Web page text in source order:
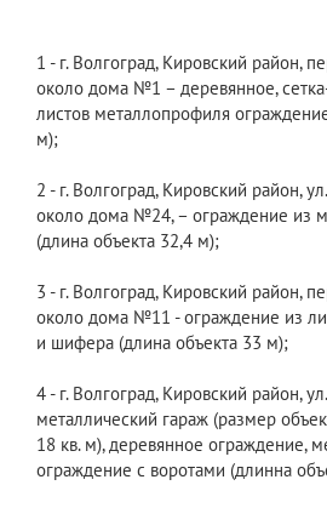
1 - г. Волгоград, Кировский район,
около дома №1 – деревянное,
листов металлопрофиля
м);
2 - г. Волгоград, Кировский район,
около дома №24, – ограждение из
(длина объекта 32,4 м);
3 - г. Волгоград, Кировский район,
около дома №11 - ограждение из
и шифера (длина объекта 33 м);
4 - г. Волгоград, Кировский район,
металлический гараж (размер
18 кв. м), деревянное ограждение,
ограждение с воротами (длинна